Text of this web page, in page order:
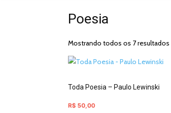
Poesia
Mostrando todos os 7 resultados
Toda Poesia – Paulo Lewinski
R$ 50,00